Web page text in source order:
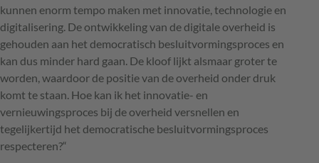
kunnen enorm tempo maken met innovatie, technologie en
digitalisering. De ontwikkeling van de digitale overheid is
gehouden aan het democratisch besluitvormingsproces en
kan dus minder hard gaan. De kloof lijkt alsmaar groter te
worden, waardoor de positie van de overheid onder druk
komt te staan. Hoe kan ik het innovatie- en
vernieuwingsproces bij de overheid versnellen en
tegelijkertijd het democratische besluitvormingsproces
respecteren?“